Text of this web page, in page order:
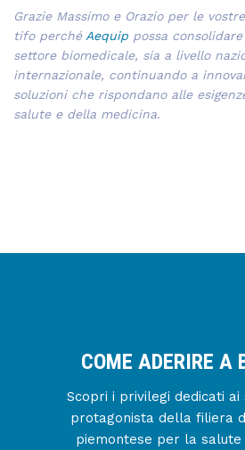
Grazie Massimo e Orazio per le
tifo perché Aequip possa
settore biomedicale, sia a livello
internazionale, continuando a
soluzioni che rispondano alle
salute e della medicina.
COME ADERIRE A
Scopri i privilegi dedicati ai
protagonista della filiera
piemontese per la salute